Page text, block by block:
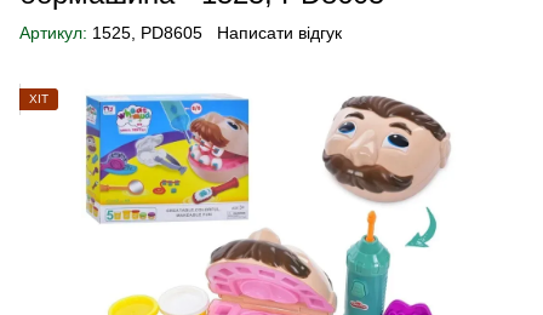
Артикул: 1525, РD8605 Написати відгук
ХІТ